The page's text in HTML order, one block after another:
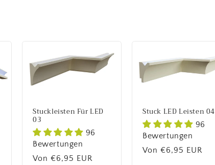
Stuckleisten Für LED
03
96
Bewertungen
Normaler
Von €6,95 EUR
Stuck LED Leisten 04
96
Bewertungen
Normaler
Von €6,95 EUR